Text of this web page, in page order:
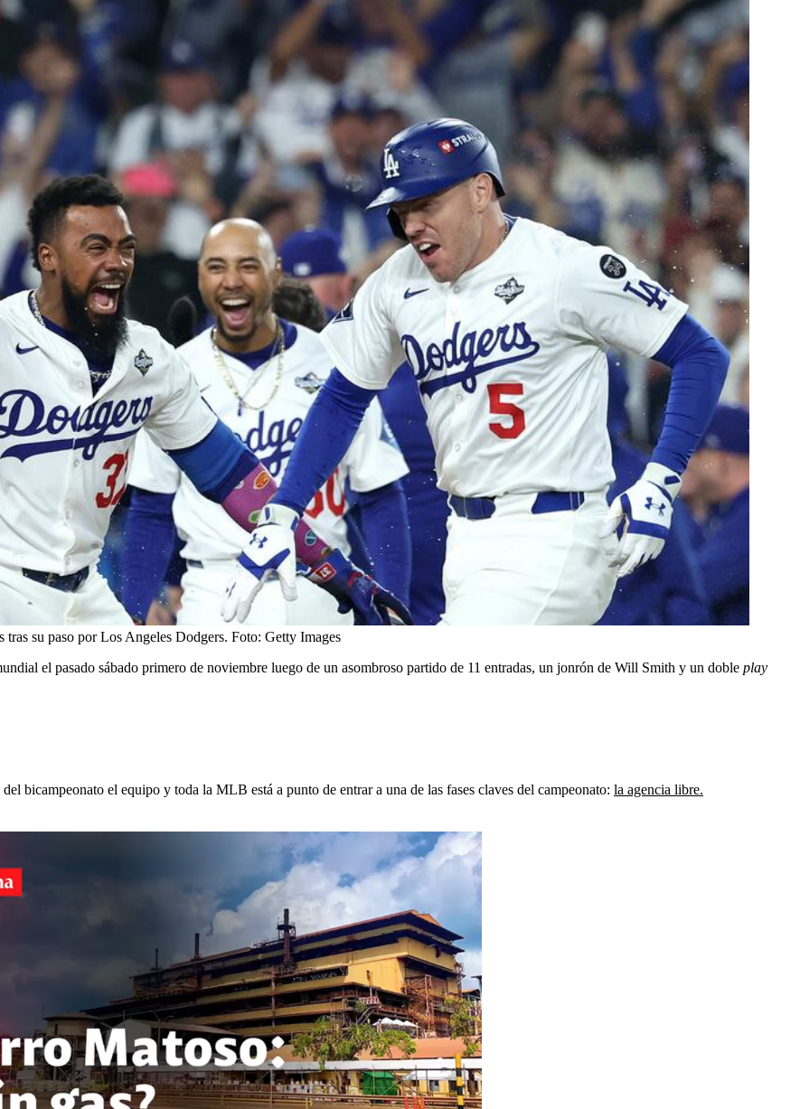
tras su paso por Los Angeles Dodgers. Foto: Getty Images
el pasado sábado primero de noviembre luego de un asombroso partido de 11 entradas, un jonrón de Will Smith y un doble play
bicampeonato el equipo y toda la MLB está a punto de entrar a una de las fases claves del campeonato: la agencia libre.